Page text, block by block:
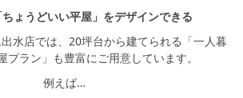
ょうどいい平屋」をデザインできる
水店では、20坪台から建てられる「一人暮
プラン」も豊富にご用意しています。
例えば…